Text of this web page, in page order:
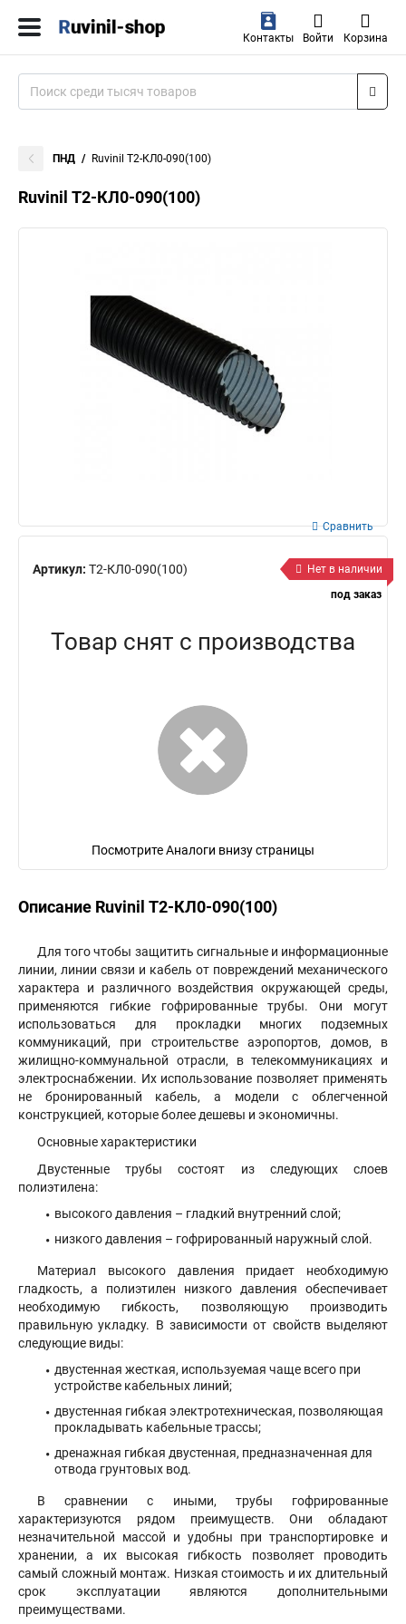
Контакты Войти Корзина
ПНД Ruvinil Т2-КЛ0-090(100)
Ruvinil Т2-КЛ0-090(100)
Артикул: Т2-КЛ0-090(100)
Сравнить
Нет в наличии
под заказ
Товар снят с производства
Посмотрите Аналоги внизу страницы
Описание Ruvinil Т2-КЛ0-090(100)
Для того чтобы защитить сигнальные и информационные
линии, линии связи и кабель от повреждений механического
характера и различного воздействия окружающей среды,
применяются гибкие гофрированные трубы. Они могут
использоваться для прокладки многих подземных
коммуникаций, при строительстве аэропортов, домов, в
жилищно-коммунальной отрасли, в телекоммуникациях и
электроснабжении. Их использование позволяет применять
не бронированный кабель, а модели с облегченной
конструкцией, которые более дешевы и экономичны.
Основные характеристики
Двустенные трубы состоят из следующих слоев
полиэтилена:
высокого давления – гладкий внутренний слой;
низкого давления – гофрированный наружный слой.
Материал высокого давления придает необходимую
гладкость, а полиэтилен низкого давления обеспечивает
необходимую гибкость, позволяющую производить
правильную укладку. В зависимости от свойств выделяют
следующие виды:
двустенная жесткая, используемая чаще всего при
устройстве кабельных линий;
двустенная гибкая электротехническая, позволяющая
прокладывать кабельные трассы;
дренажная гибкая двустенная, предназначенная для
отвода грунтовых вод.
В сравнении с иными, трубы гофрированные
характеризуются рядом преимуществ. Они обладают
незначительной массой и удобны при транспортировке и
хранении, а их высокая гибкость позволяет проводить
самый сложный монтаж. Низкая стоимость и их длительный
срок эксплуатации являются дополнительными
преимуществами.